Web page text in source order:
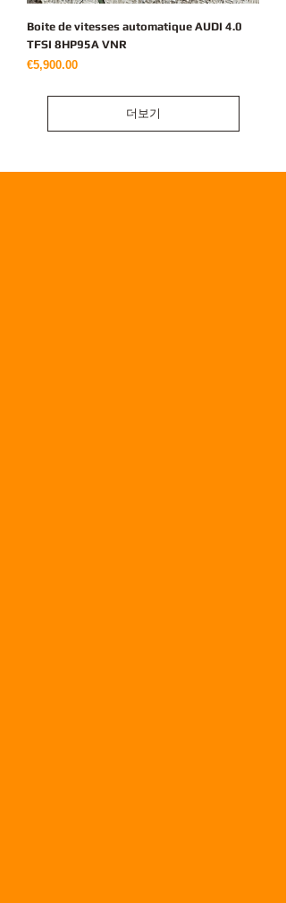
Boite de vitesses automatique AUDI 4.0
TFSI 8HP95A VNR
가격
€5,900.00
더보기